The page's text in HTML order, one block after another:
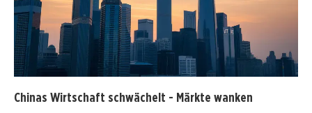
Chinas Wirtschaft schwächelt - Märkte wanken